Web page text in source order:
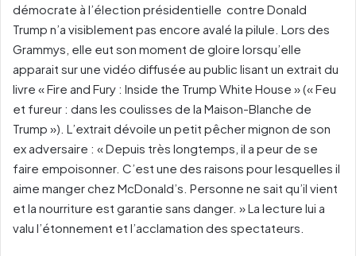
démocrate à l’élection présidentielle contre Donald
Trump n’a visiblement pas encore avalé la pilule. Lors des
Grammys, elle eut son moment de gloire lorsqu’elle
apparait sur une vidéo diffusée au public lisant un extrait du
livre « Fire and Fury : Inside the Trump White House » (« Feu
et fureur : dans les coulisses de la Maison-Blanche de
Trump »). L’extrait dévoile un petit pêcher mignon de son
ex adversaire : « Depuis très longtemps, il a peur de se
faire empoisonner. C’est une des raisons pour lesquelles il
aime manger chez McDonald’s. Personne ne sait qu’il vient
et la nourriture est garantie sans danger. » La lecture lui a
valu l’étonnement et l’acclamation des spectateurs.